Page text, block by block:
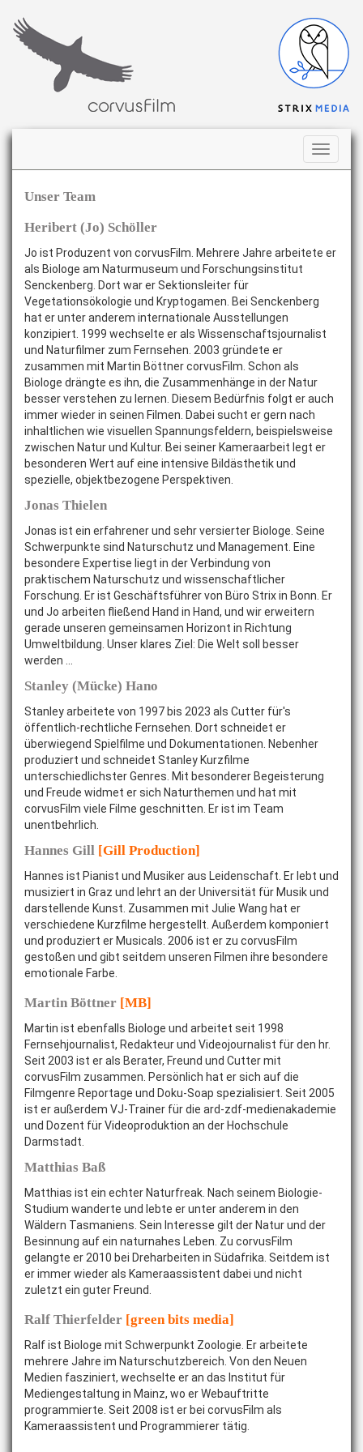
Unser Team
Heribert (Jo) Schöller
Jo ist Produzent von corvusFilm. Mehrere Jahre arbeitete er
als Biologe am Naturmuseum und Forschungsinstitut
Senckenberg. Dort war er Sektionsleiter für
Vegetationsökologie und Kryptogamen. Bei Senckenberg
hat er unter anderem internationale Ausstellungen
konzipiert. 1999 wechselte er als Wissenschaftsjournalist
und Naturfilmer zum Fernsehen. 2003 gründete er
zusammen mit Martin Böttner corvusFilm. Schon als
Biologe drängte es ihn, die Zusammenhänge in der Natur
besser verstehen zu lernen. Diesem Bedürfnis folgt er auch
immer wieder in seinen Filmen. Dabei sucht er gern nach
inhaltlichen wie visuellen Spannungsfeldern, beispielsweise
zwischen Natur und Kultur. Bei seiner Kameraarbeit legt er
besonderen Wert auf eine intensive Bildästhetik und
spezielle, objektbezogene Perspektiven.
Jonas Thielen
Jonas ist ein erfahrener und sehr versierter Biologe. Seine
Schwerpunkte sind Naturschutz und Management. Eine
besondere Expertise liegt in der Verbindung von
praktischem Naturschutz und wissenschaftlicher
Forschung. Er ist Geschäftsführer von Büro Strix in Bonn. Er
und Jo arbeiten fließend Hand in Hand, und wir erweitern
gerade unseren gemeinsamen Horizont in Richtung
Umweltbildung. Unser klares Ziel: Die Welt soll besser
werden ...
Stanley (Mücke) Hano
Stanley arbeitete von 1997 bis 2023 als Cutter für's
öffentlich-rechtliche Fernsehen. Dort schneidet er
überwiegend Spielfilme und Dokumentationen. Nebenher
produziert und schneidet Stanley Kurzfilme
unterschiedlichster Genres. Mit besonderer Begeisterung
und Freude widmet er sich Naturthemen und hat mit
corvusFilm viele Filme geschnitten. Er ist im Team
unentbehrlich.
Hannes Gill [Gill Production]
Hannes ist Pianist und Musiker aus Leidenschaft. Er lebt und
musiziert in Graz und lehrt an der Universität für Musik und
darstellende Kunst. Zusammen mit Julie Wang hat er
verschiedene Kurzfilme hergestellt. Außerdem komponiert
und produziert er Musicals. 2006 ist er zu corvusFilm
gestoßen und gibt seitdem unseren Filmen ihre besondere
emotionale Farbe.
Martin Böttner [MB]
Martin ist ebenfalls Biologe und arbeitet seit 1998
Fernsehjournalist, Redakteur und Videojournalist für den hr.
Seit 2003 ist er als Berater, Freund und Cutter mit
corvusFilm zusammen. Persönlich hat er sich auf die
Filmgenre Reportage und Doku-Soap spezialisiert. Seit 2005
ist er außerdem VJ-Trainer für die ard-zdf-medienakademie
und Dozent für Videoproduktion an der Hochschule
Darmstadt.
Matthias Baß
Matthias ist ein echter Naturfreak. Nach seinem Biologie-
Studium wanderte und lebte er unter anderem in den
Wäldern Tasmaniens. Sein Interesse gilt der Natur und der
Besinnung auf ein naturnahes Leben. Zu corvusFilm
gelangte er 2010 bei Dreharbeiten in Südafrika. Seitdem ist
er immer wieder als Kameraassistent dabei und nicht
zuletzt ein guter Freund.
Ralf Thierfelder [green bits media]
Ralf ist Biologe mit Schwerpunkt Zoologie. Er arbeitete
mehrere Jahre im Naturschutzbereich. Von den Neuen
Medien fasziniert, wechselte er an das Institut für
Mediengestaltung in Mainz, wo er Webauftritte
programmierte. Seit 2008 ist er bei corvusFilm als
Kameraassistent und Programmierer tätig.